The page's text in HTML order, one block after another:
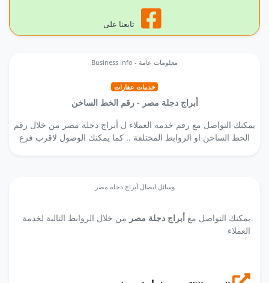
تابعنا على
Business Info - معلومات عامة
خدمات عقارات
أبراج دجلة مصر - رقم الخط الساخن
يمكنك التواصل مع رقم خدمة العملاء ل أبراج دجلة مصر من خلال رقم
الخط الساخن او الروابط المختلفة .. كما يمكنك الوصول لاقرب فرع
وسائل اتصال أبراج دجلة مصر
يمكنك التواصل مع أبراج دجلة مصر من خلال الروابط التالية لخدمة
العملاء